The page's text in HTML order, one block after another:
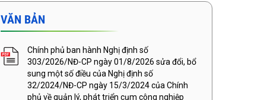
VĂN BẢN
Chính phủ ban hành Nghị định số
303/2026/NĐ-CP ngày 01/8/2026 sửa đổi, bổ
sung một số điều của Nghị định số
32/2024/NĐ-CP ngày 15/3/2024 của Chính
phủ về quản lý, phát triển cụm công nghiệp